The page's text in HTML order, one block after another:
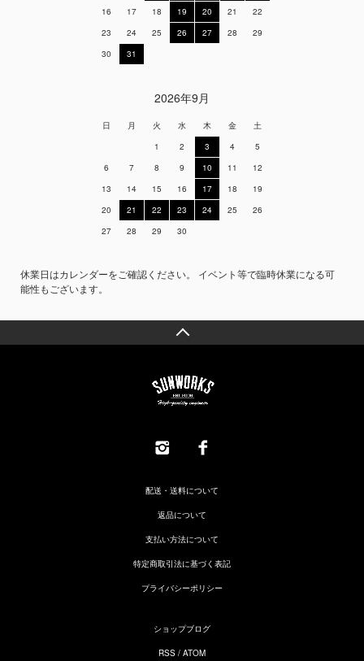
16
17 18 19 20 21
22
23
24 25 26 27 28
29
30
31
2026年9月
日 月 火 水 木 金
土
1
2 3 4
5
6
7 8 9 10 11
12
13
14 15 16 17 18
19
20
21 22 23 24 25
26
27
28 29 30
休業日はカレンダーをご確認ください。 イベント等で臨時休業になる可
能性もございます。
配送・送料について
返品について
支払い方法について
特定商取引法に基づく表記
プライバシーポリシー
ショップブログ
RSS / ATOM